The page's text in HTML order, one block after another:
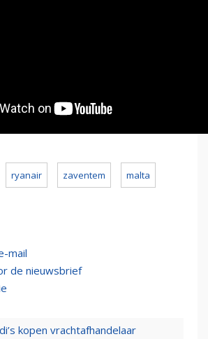
ryanair zaventem malta
mail
de nieuwsbrief
kopen vrachtafhandelaar